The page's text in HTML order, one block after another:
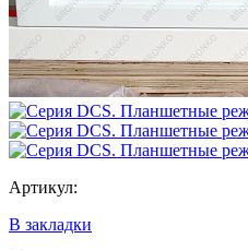
Артикул:
В закладки